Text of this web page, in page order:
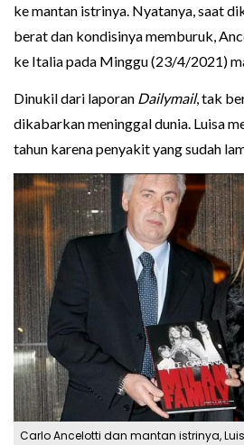
ke mantan istrinya. Nyatanya, saat
berat dan kondisinya memburuk,
ke Italia pada Minggu (23/4/2021)
Dinukil dari laporan Dailymail, tak
dikabarkan meninggal dunia. Luisa
tahun karena penyakit yang sudah
Carlo Ancelotti dan mantan istrinya,